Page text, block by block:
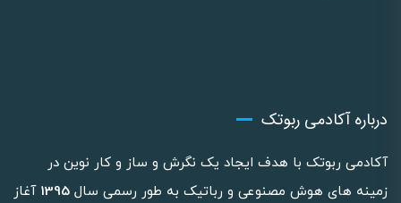
درباره آکادمی ربوتک
آکادمی ربوتک با هدف ایجاد یک نگرش و ساز و کار نوین در
زمینه های هوش مصنوعی و رباتیک به طور رسمی سال 1395 آغاز